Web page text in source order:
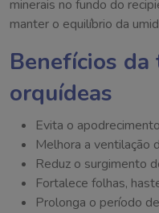
minerais no fundo do
manter o equilíbrio da
Benefícios da
orquídeas
Evita o
Melhora a ventilação
Reduz o surgimento
Fortalece folhas,
Prolonga o período